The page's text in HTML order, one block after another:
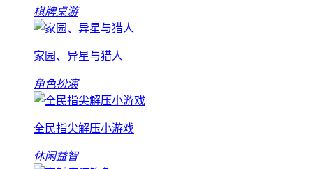
棋牌桌游
家园、异星与猎人
角色扮演
全民指尖解压小游戏
休闲益智